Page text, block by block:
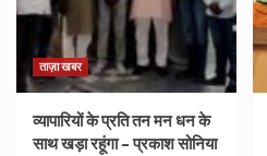
ताज़ा खबर
व्यापारियों के प्रति तन मन धन के
साथ खड़ा रहूंगा – प्रकाश सोनिया